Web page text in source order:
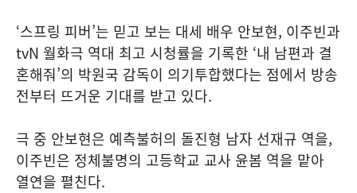
‘스프링 피버’는 믿고 보는 대세 배우 안보현, 이주빈과
tvN 월화극 역대 최고 시청률을 기록한 ‘내 남편과 결
혼해줘’의 박원국 감독이 의기투합했다는 점에서 방송
전부터 뜨거운 기대를 받고 있다.
극 중 안보현은 예측불허의 돌진형 남자 선재규 역을,
이주빈은 정체불명의 고등학교 교사 윤봄 역을 맡아
열연을 펼친다.